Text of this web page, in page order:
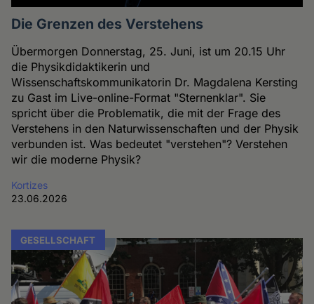
Die Grenzen des Verstehens
Übermorgen Donnerstag, 25. Juni, ist um 20.15 Uhr
die Physikdidaktikerin und
Wissenschaftskommunikatorin Dr. Magdalena Kersting
zu Gast im Live-online-Format "Sternenklar". Sie
spricht über die Problematik, die mit der Frage des
Verstehens in den Naturwissenschaften und der Physik
verbunden ist. Was bedeutet "verstehen"? Verstehen
wir die moderne Physik?
Kortizes
23.06.2026
GESELLSCHAFT